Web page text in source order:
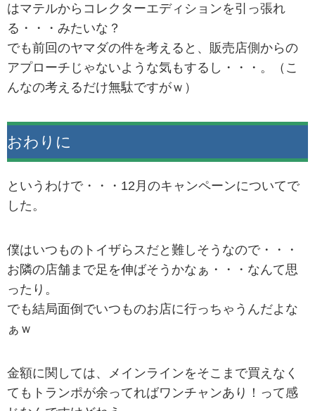
はマテルからコレクターエディションを引っ張れ
る・・・みたいな？
でも前回のヤマダの件を考えると、販売店側からの
アプローチじゃないような気もするし・・・。（こ
んなの考えるだけ無駄ですがｗ）
おわりに
というわけで・・・12月のキャンペーンについてで
した。
僕はいつものトイザらスだと難しそうなので・・・
お隣の店舗まで足を伸ばそうかなぁ・・・なんて思
ったり。
でも結局面倒でいつものお店に行っちゃうんだよな
ぁｗ
金額に関しては、メインラインをそこまで買えなく
てもトランポが余ってればワンチャンあり！って感